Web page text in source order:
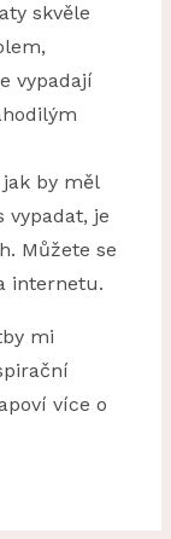
skvěle
vypadají
by měl
vypadat, je
Můžete se
internetu.
mi
více o